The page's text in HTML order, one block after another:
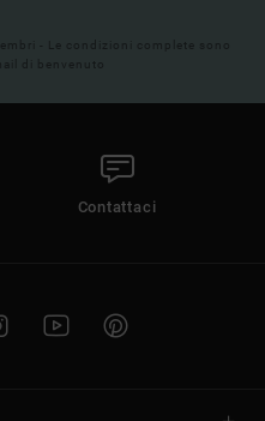
- Le condizioni complete sono
di benvenuto
Contattaci